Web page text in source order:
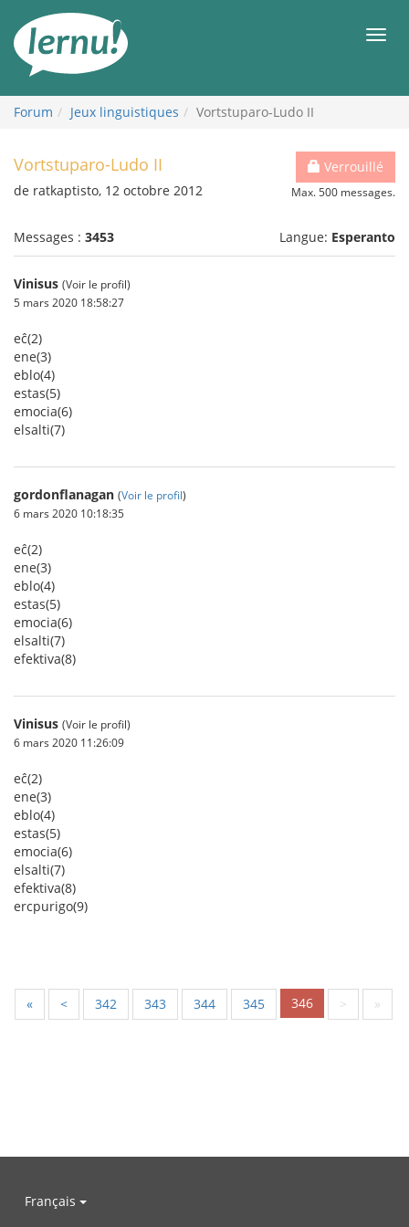
contenu
Forum Jeux linguistiques Vortstuparo-Ludo II
Verrouillé
Max. 500 messages.
Vortstuparo-Ludo II
de ratkaptisto, 12 octobre 2012
Messages : 3453 Langue: Esperanto
Vinisus (Voir le profil)
5 mars 2020 18:58:27
eĉ(2)
ene(3)
eblo(4)
estas(5)
emocia(6)
elsalti(7)
gordonflanagan (Voir le profil)
6 mars 2020 10:18:35
eĉ(2)
ene(3)
eblo(4)
estas(5)
emocia(6)
elsalti(7)
efektiva(8)
Vinisus (Voir le profil)
6 mars 2020 11:26:09
eĉ(2)
ene(3)
eblo(4)
estas(5)
emocia(6)
elsalti(7)
efektiva(8)
ercpurigo(9)
« < 342 343 344 345 346 > »
Français